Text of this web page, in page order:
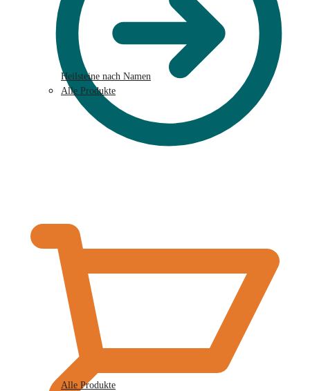
Heilsteine nach Namen
Alle Produkte
Alle Produkte